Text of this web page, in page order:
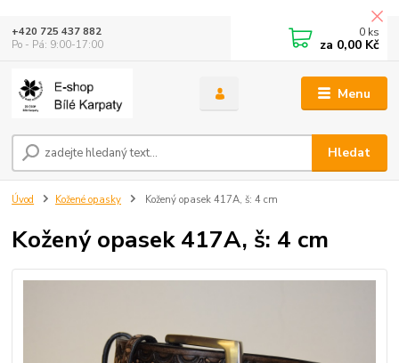
Menu
Hledat
+420 725 437 882
Po - Pá: 9:00-17:00
0 ks
za 0,00 Kč
Úvod Kožené opasky Kožený opasek 417A, š: 4 cm
Kožený opasek 417A, š: 4 cm